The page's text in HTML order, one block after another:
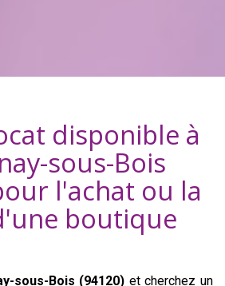
disponible à
sous-Bois
l'achat ou la
une boutique
sous-Bois (94120) et cherchez un